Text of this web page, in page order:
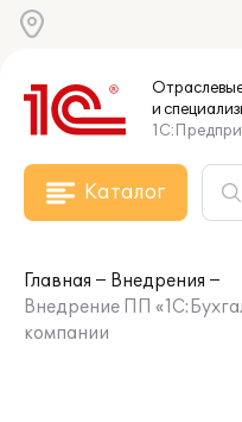
и
Каталог
Главная
Внедрения
Внедрение ПП
компании